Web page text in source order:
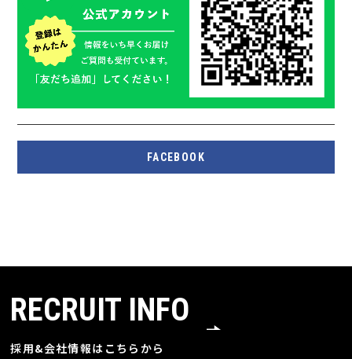
FACEBOOK
RECRUIT INFO
採用&会社情報はこちらから